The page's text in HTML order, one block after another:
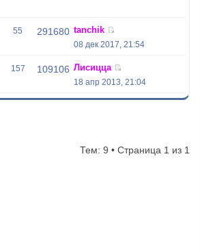
55 291680 tanchik
08 дек 2017, 21:54
157 109106 Лисицца
18 апр 2013, 21:04
Тем: 9 • Страница 1 из 1